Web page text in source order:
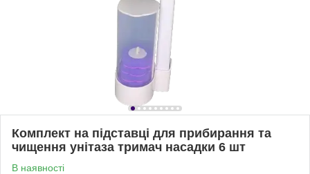
Комплект на підставці для прибирання та
чищення унітаза тримач насадки 6 шт
В наявності